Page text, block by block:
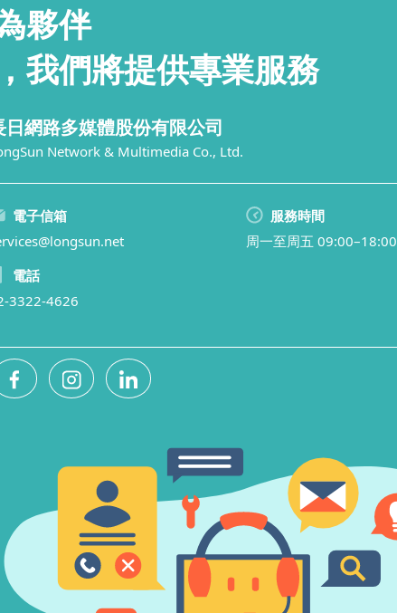
夥伴
我們將提供專業服務
日網路多媒體股份有限公司
Network & Multimedia Co., Ltd.
電子信箱
服務時間
周一至周五 09:00–18:00
電話
3322-4626